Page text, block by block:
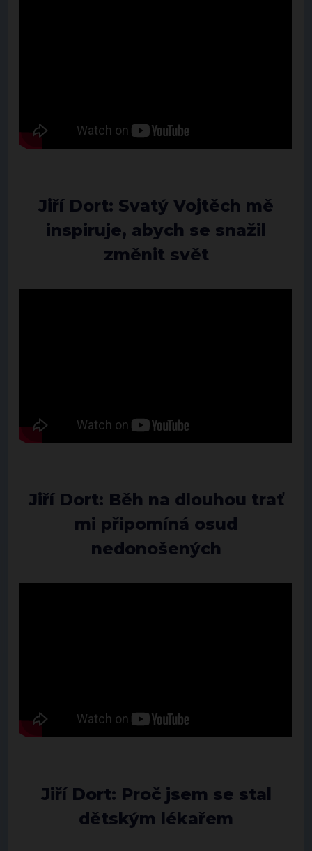
Jiří Dort: Svatý Vojtěch mě
inspiruje, abych se snažil
změnit svět
Jiří Dort: Běh na dlouhou trať
mi připomíná osud
nedonošených
Jiří Dort: Proč jsem se stal
dětským lékařem